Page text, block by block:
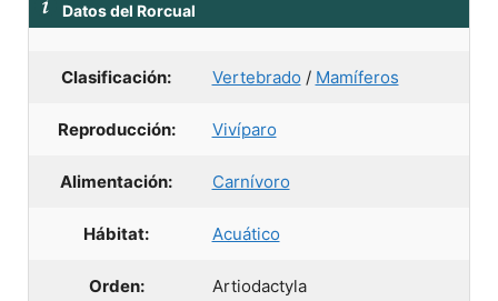
Datos del Rorcual
Clasificación: Vertebrado / Mamíferos
Reproducción: Vivíparo
Alimentación: Carnívoro
Hábitat: Acuático
Orden: Artiodactyla